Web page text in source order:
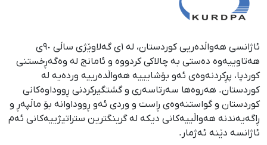
ئاژانسی هەواڵدەریی کوردستان، لە ١ی گەلاوێژی ساڵی ٩٠ی
هەتاوییەوە دەستی بە چالاکی کردووە و ئامانج لە وەگەڕخستنی
كوردپا، پڕكردنەوەی ئەو بۆشایییە هەواڵدەرییە وردەیە لە
كوردستان. هەروەها سەرتاسەری و گشتگیركردنی ڕووداوەكانی
كوردستان و گواستنەوەی ڕاست و وردی ئەو ڕووداوانە بۆ ماڵپەڕ و
ڕاگەیەندنە هەواڵییەكانی دیكە لە گرینگترین ستراتیژییەكانی ئەم
ئاژانسە دێنە ئەژمار.